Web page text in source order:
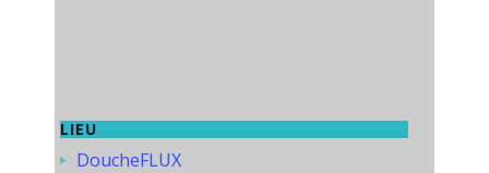
LIEU
DoucheFLUX